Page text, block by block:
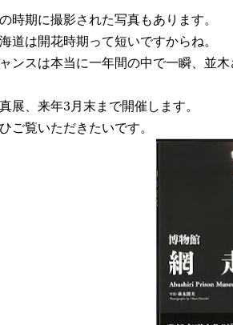
時期に撮影された写真もあります。
道は開花時期って短いですからね。
ンスは本当に一年間の中で一瞬、並
展、来年3月末まで開催します。
ご覧いただきたいです。